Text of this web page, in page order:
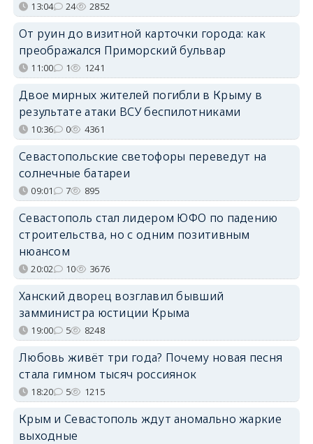
13:04 24 2852
От руин до визитной карточки города: как
преображался Приморский бульвар
11:00 1 1241
Двое мирных жителей погибли в Крыму в
результате атаки ВСУ беспилотниками
10:36 0 4361
Севастопольские светофоры переведут на
солнечные батареи
09:01 7 895
Севастополь стал лидером ЮФО по падению
строительства, но с одним позитивным
нюансом
20:02 10 3676
Ханский дворец возглавил бывший
замминистра юстиции Крыма
19:00 5 8248
Любовь живёт три года? Почему новая песня
стала гимном тысяч россиянок
18:20 5 1215
Крым и Севастополь ждут аномально жаркие
выходные